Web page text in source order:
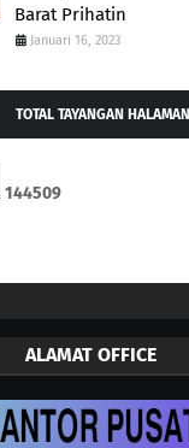
Barat Prihatin
Januari 16, 2023
TOTAL TAYANGAN HALAMAN
144509
ALAMAT OFFICE